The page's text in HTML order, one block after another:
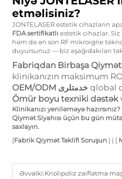
etməlisiniz?
JONTELASER estetik cihazların
FDA sertifikatlı estetik cihazlar.
həm də ən son RF mikroigne
duyursunuz — biz aşağıdakıları
Fabriqdan Birbaşa
klinikanızın maksimum
qlobal
Ömür boyu texniki dəstək
Klinikanızı yeniləməyə
Qiymət Siyahısı üçün bu gün
saxlayın.
[Fabrik Qiymət Təklifi Soruşun ] | [
Əvvəlki:Kriolipoliz zəiflətmə maşını niyə qalın